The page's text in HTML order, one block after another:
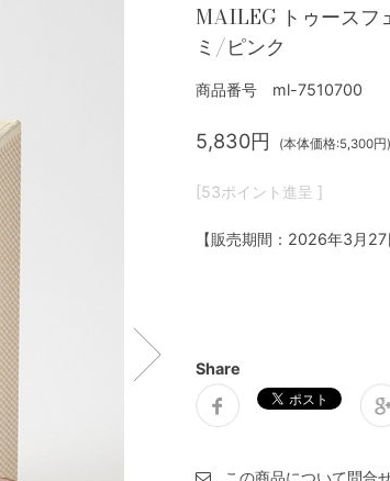
MAILEG トゥースフ
ミ/ピンク
商品番号 ml-7510700
5,830円 (本体価格:5,300円)
[53ポイント進呈 ]
【販売期間： 2026年3月
Share